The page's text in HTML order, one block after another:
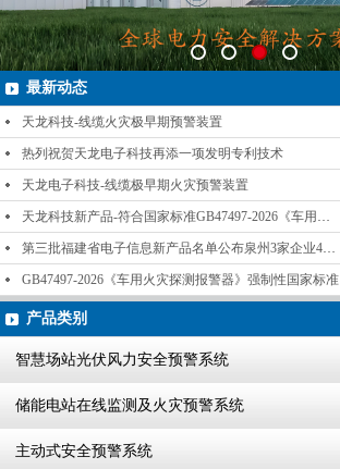
最新动态
天龙科技-线缆火灾极早期预警装置
热列祝贺天龙电子科技再添一项发明专利技术
天龙电子科技-线缆极早期火灾预警装置
天龙科技新产品-符合国家标准GB47497-2026《车用火灾探测报警器》标准发布
第三批福建省电子信息新产品名单公布泉州3家企业4款产品成功入选-泉州天龙科技
GB47497-2026《车用火灾探测报警器》强制性国家标准
产品类别
智慧场站光伏风力安全预警系统
储能电站在线监测及火灾预警系统
主动式安全预警系统